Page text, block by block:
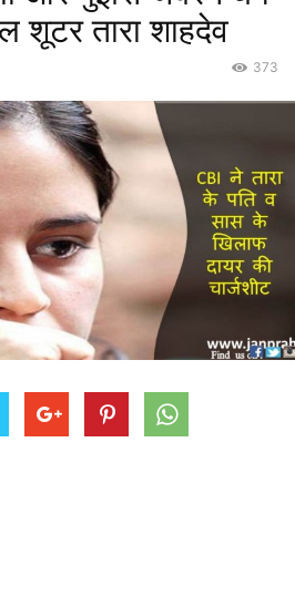
शूटर तारा शाहदेव
373